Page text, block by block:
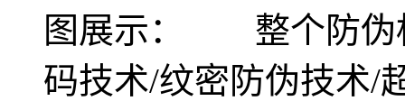
图展示： 整个防伪
码技术/纹密防伪技术/